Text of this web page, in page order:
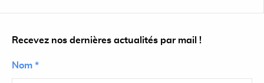
Recevez nos dernières actualités par mail !
Nom *